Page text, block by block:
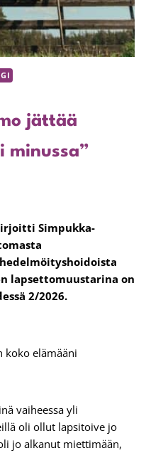
jättää
minussa”
Simpukka-
lapsettomuustarina on
2/2026.
koko elämääni
vaiheessa yli
oli ollut lapsitoive jo
jo alkanut miettimään,